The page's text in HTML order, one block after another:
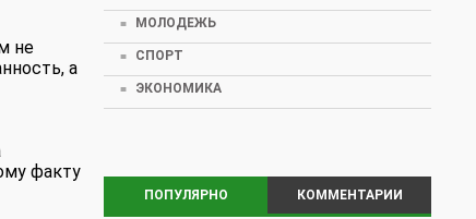
не
а
факту
МОЛОДЕЖЬ
СПОРТ
ЭКОНОМИКА
ПОПУЛЯРНО КОММЕНТАРИИ